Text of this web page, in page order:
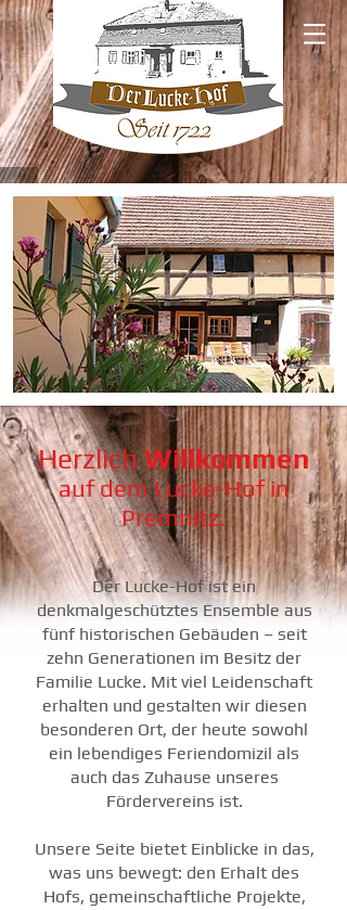
HerzlichWillkommen
auf dem Lucke-Hof in
Premnitz.
Der Lucke-Hof ist ein
denkmalgeschütztes Ensemble aus
fünf historischen Gebäuden – seit
zehn Generationen im Besitz der
Familie Lucke. Mit viel Leidenschaft
erhalten und gestalten wir diesen
besonderen Ort, der heute sowohl
ein lebendiges Feriendomizil als
auch das Zuhause unseres
Fördervereins ist.
Unsere Seite bietet Einblicke in das,
was uns bewegt: den Erhalt des
Hofs, gemeinschaftliche Projekte,